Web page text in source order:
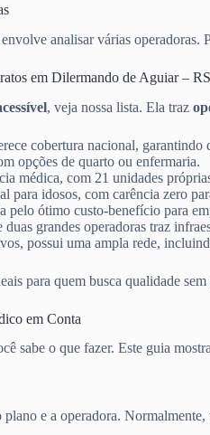
analisar várias
em Dilermando de Aguiar – RS
, veja nossa lista. Ela traz
cobertura nacional, garantindo
opções de quarto ou enfermaria.
médica, com 21 unidades
para idosos, com carência zero
pelo ótimo custo-benefício para
duas grandes operadoras traz
possui uma ampla rede,
para quem busca qualidade
em Conta
sabe o que fazer. Este guia
e a operadora.